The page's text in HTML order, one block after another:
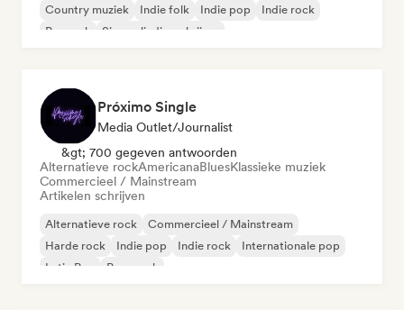
Country muziek
Indie folk Indie pop
Indie rock
Poprock
Singer-liedjesschrijver
Próximo Single
Media Outlet/Journalist
&gt; 700 gegeven antwoorden
Alternatieve rockAmericanaBluesKlassieke muziek
Commercieel / Mainstream
Artikelen schrijven
Alternatieve rock
Commercieel / Mainstream
Harde rock
Indie pop Indie rock
Internationale pop
Latin Pop
Pop-punk